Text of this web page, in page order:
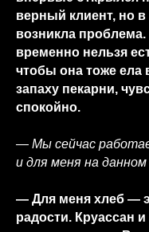
верный клиент, но
возникла
временно нельзя
чтобы она тоже ела
запаху пекарни,
спокойно.
— Мы сейчас
и для меня на
— Для меня хлеб —
радости. Круассан